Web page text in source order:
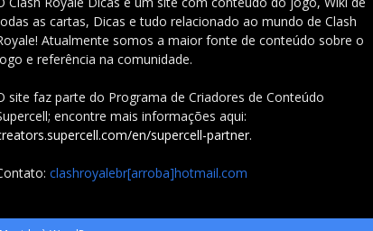
as cartas, Dicas e tudo relacionado ao mundo de Clash
Atualmente somos a maior fonte de conteúdo sobre o
e referência na comunidade.
site faz parte do Programa de Criadores de Conteúdo
encontre mais informações aqui:
en/supercell-partner.
clashroyalebr[arroba]hotmail.com